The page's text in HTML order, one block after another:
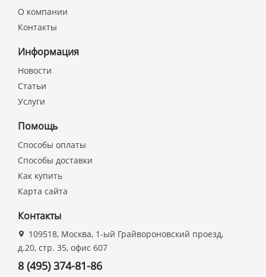
О компании
Контакты
Информация
Новости
Статьи
Услуги
Помощь
Способы оплаты
Способы доставки
Как купить
Карта сайта
Контакты
109518, Москва, 1-ый Грайвороновский проезд,
д.20, стр. 35, офис 607
8 (495) 374-81-86